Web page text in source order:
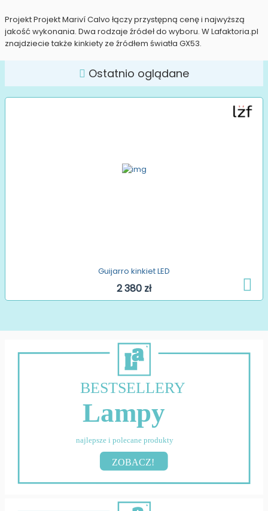
Projekt Projekt Mariví Calvo łączy przystępną cenę i najwyższą
jakość wykonania. Dwa rodzaje źródeł do wyboru. W Lafaktoria.pl
znajdziecie także kinkiety ze źródłem światła GX53.
Ostatnio oglądane
Guijarro kinkiet LED
2 380 zł
BESTSELLERY
Lampy
najlepsze i polecane produkty
ZOBACZ!